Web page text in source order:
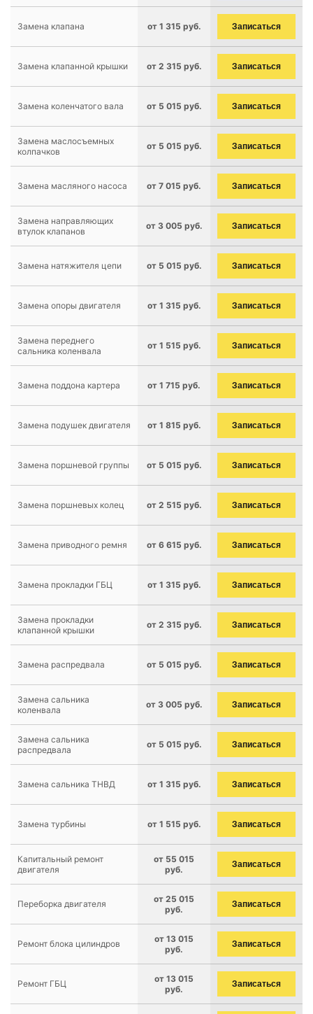
Замена клапана от 1 315 руб. Записаться
Замена клапанной крышки от 2 315 руб. Записаться
Замена коленчатого вала от 5 015 руб. Записаться
Замена маслосъемных
колпачков
от 5 015 руб. Записаться
Замена масляного насоса от 7 015 руб. Записаться
Замена направляющих
втулок клапанов
от 3 005 руб. Записаться
Замена натяжителя цепи от 5 015 руб. Записаться
Замена опоры двигателя от 1 315 руб. Записаться
Замена переднего
сальника коленвала
от 1 515 руб. Записаться
Замена поддона картера от 1 715 руб. Записаться
Замена подушек двигателя от 1 815 руб. Записаться
Замена поршневой группы от 5 015 руб. Записаться
Замена поршневых колец от 2 515 руб. Записаться
Замена приводного ремня от 6 615 руб. Записаться
Замена прокладки ГБЦ от 1 315 руб. Записаться
Замена прокладки
клапанной крышки
от 2 315 руб. Записаться
Замена распредвала от 5 015 руб. Записаться
Замена сальника
коленвала
от 3 005 руб. Записаться
Замена сальника
распредвала
от 5 015 руб. Записаться
Замена сальника ТНВД от 1 315 руб. Записаться
Замена турбины от 1 515 руб. Записаться
Капитальный ремонт
двигателя
от 55 015
руб.
Записаться
Переборка двигателя
от 25 015
руб.
Записаться
Ремонт блока цилиндров
от 13 015
руб.
Записаться
Ремонт ГБЦ
от 13 015
руб.
Записаться